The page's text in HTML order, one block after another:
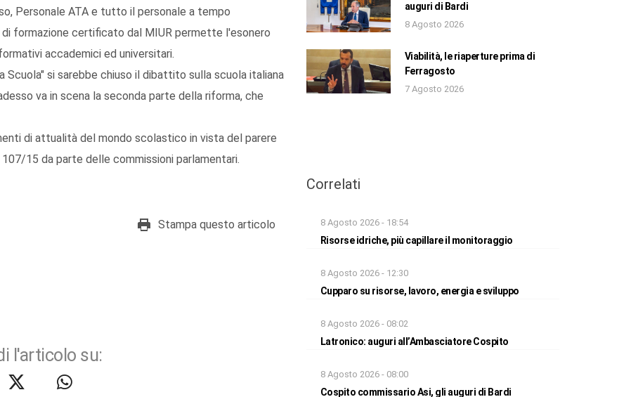
Personale ATA e tutto il personale a tempo
formazione certificato dal MIUR permette l'esonero
accademici ed universitari.
Scuola" si sarebbe chiuso il dibattito sulla scuola italiana
va in scena la seconda parte della riforma, che
di attualità del mondo scolastico in vista del parere
15 da parte delle commissioni parlamentari.
Stampa questo articolo
l'articolo su:
auguri di Bardi
8 Agosto 2026
Viabilità, le riaperture prima di
Ferragosto
7 Agosto 2026
Correlati
8 Agosto 2026 - 18:54
Risorse idriche, più capillare il monitoraggio
8 Agosto 2026 - 12:30
Cupparo su risorse, lavoro, energia e sviluppo
8 Agosto 2026 - 08:02
Latronico: auguri all’Ambasciatore Cospito
8 Agosto 2026 - 08:00
Cospito commissario Asi, gli auguri di Bardi